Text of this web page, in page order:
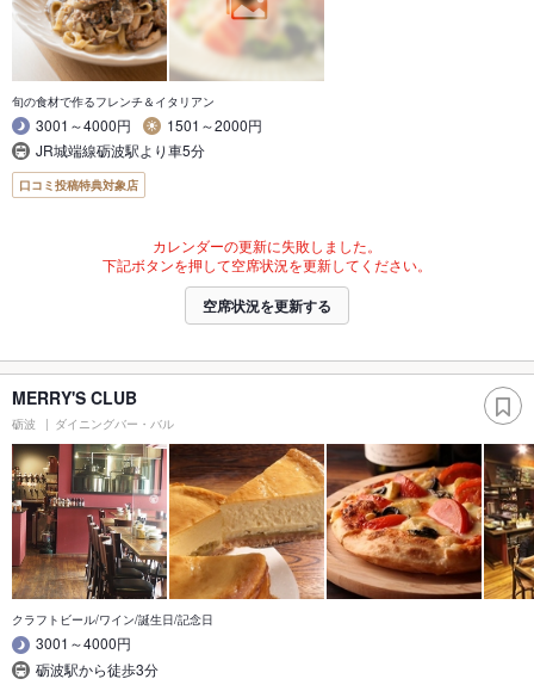
旬の食材で作るフレンチ＆イタリアン
3001～4000円
1501～2000円
JR城端線砺波駅より車5分
口コミ投稿特典対象店
カレンダーの更新に失敗しました。
下記ボタンを押して空席状況を更新してください。
空席状況を更新する
MERRY'S CLUB
砺波 ダイニングバー・バル
クラフトビール/ワイン/誕生日/記念日
3001～4000円
砺波駅から徒歩3分